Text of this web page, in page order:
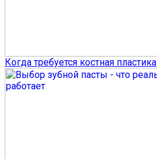
Когда требуется костная пластика